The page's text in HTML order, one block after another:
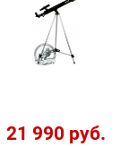
21 990 руб.